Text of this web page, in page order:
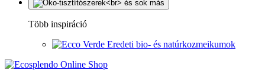
Több inspiráció
Eredeti bio- és natúrkozmeikumok